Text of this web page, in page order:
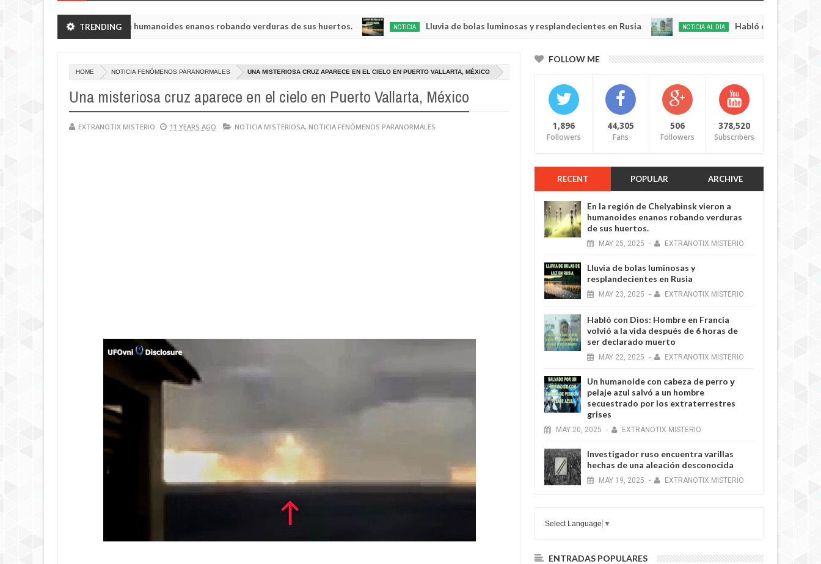
TRENDING
de Chelyabinsk vieron a humanoides enanos robando verduras de sus huertos. NOTICIA Lluvia de bolas luminosas y resplandecientes en Rusia
20250
NOTICIA AL DÍA Habló con Dios: Hombre en
HOME NOTICIA FENÓMENOS PARANORMALES UNA MISTERIOSA CRUZ APARECE EN EL CIELO EN PUERTO VALLARTA, MÉXICO
Una misteriosa cruz aparece en el cielo en Puerto Vallarta, México
EXTRANOTIX MISTERIO 11 YEARS AGO NOTICIA MISTERIOSA, NOTICIA FENÓMENOS PARANORMALES
FOLLOW ME
1,896
Followers
44,305
Fans
506
Followers
378,520
Subscribers
RECENT POPULAR ARCHIVE
En la región de Chelyabinsk vieron a
humanoides enanos robando verduras
de sus huertos.
MAY 25, 2025 - EXTRANOTIX MISTERIO
Lluvia de bolas luminosas y
resplandecientes en Rusia
MAY 23, 2025 - EXTRANOTIX MISTERIO
Habló con Dios: Hombre en Francia
volvió a la vida después de 6 horas de
ser declarado muerto
MAY 22, 2025 - EXTRANOTIX MISTERIO
Un humanoide con cabeza de perro у
pelaje azul salvó a un hombre
secuestrado por los extraterrestres
grises
MAY 20, 2025 - EXTRANOTIX MISTERIO
Investigador ruso encuentra varillas
hechas de una aleación desconocida
MAY 19, 2025 - EXTRANOTIX MISTERIO
Select Language ▼
ENTRADAS POPULARES